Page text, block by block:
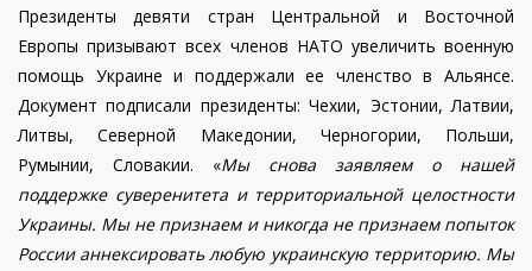
Президенты девяти стран Центральной и Восточной
Европы призывают всех членов НАТО увеличить военную
помощь Украине и поддержали ее членство в Альянсе.
Документ подписали президенты: Чехии, Эстонии, Латвии,
Литвы, Северной Македонии, Черногории, Польши,
Румынии, Словакии. «Мы снова заявляем о нашей
поддержке суверенитета и территориальной целостности
Украины. Мы не признаем и никогда не признаем попыток
России аннексировать любую украинскую территорию. Мы